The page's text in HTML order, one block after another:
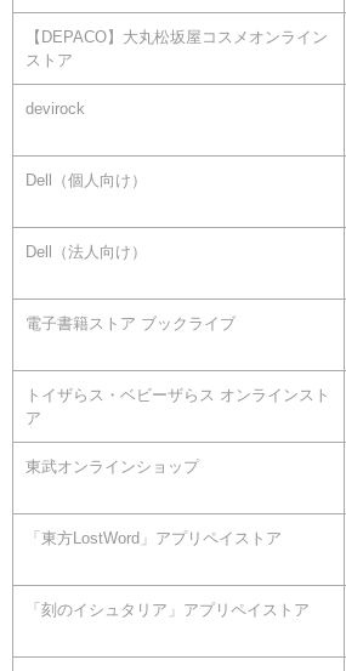
【DEPACO】大丸松坂屋コスメオンライン
ストア
devirock
Dell（個人向け）
Dell（法人向け）
電子書籍ストア ブックライブ
トイザらス・ベビーザらス オンラインスト
ア
東武オンラインショップ
「東方LostWord」アプリペイストア
「刻のイシュタリア」アプリペイストア